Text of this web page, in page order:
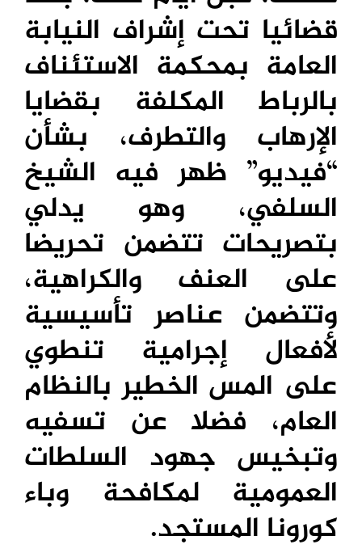
قضائيا تحت إشراف النيابة
العامة بمحكمة الاستئناف
بالرباط المكلفة بقضايا
الإرهاب والتطرف، بشأن
“فيديو” ظهر فيه الشيخ
السلفي، وهو يدلي
بتصريحات تتضمن تحريضا
على العنف والكراهية،
وتتضمن عناصر تأسيسية
لأفعال إجرامية تنطوي
على المس الخطير بالنظام
العام، فضلا عن تسفيه
وتبخيس جهود السلطات
العمومية لمكافحة وباء
كورونا المستجد.